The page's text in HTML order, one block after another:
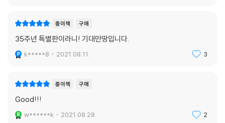
종이책 구매
35주년 특별판이라니! 기대만땅입니다.
k*****8 2021.08.11. 3
종이책 구매
Good!!!
w******k 2021.08.28. 2